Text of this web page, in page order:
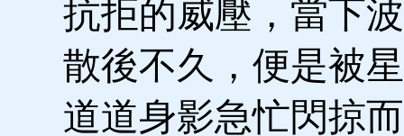
抗拒的威壓，當下
散後不久，便是被
道道身影急忙閃掠